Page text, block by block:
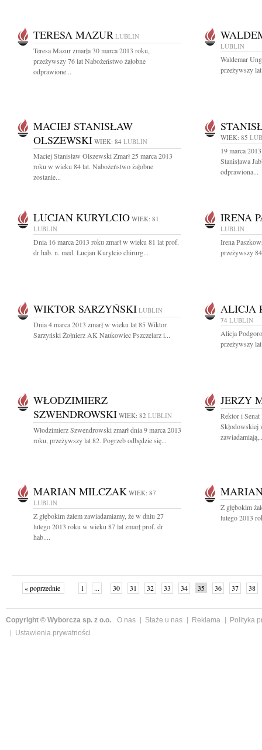
TERESA MAZUR LUBLIN
Teresa Mazur zmarła 30 marca 2013 roku,
przeżywszy 76 lat Nabożeństwo żałobne
odprawione...
LUBLIN
Waldemar
przeżywszy
MACIEJ STANISŁAW
OLSZEWSKI WIEK: 84 LUBLIN
Maciej Stanisław Olszewski Zmarł 25 marca 2013
roku w wieku 84 lat. Nabożeństwo żałobne
zostanie...
WIEK: 85
19 marca
Stanisława
odprawiona...
LUCJAN KURYLCIO WIEK: 81
LUBLIN
Dnia 16 marca 2013 roku zmarł w wieku 81 lat prof.
dr hab. n. med. Lucjan Kurylcio chirurg...
IRENA
LUBLIN
Irena
przeżywszy
WIKTOR SARZYŃSKI LUBLIN
Dnia 4 marca 2013 zmarł w wieku lat 85 Wiktor
Sarzyński Żołnierz AK Naukowiec Pszczelarz i...
ALICJA
74 LUBLIN
Alicja
przeżywszy
WŁODZIMIERZ
SZWENDROWSKI WIEK: 82 LUBLIN
Włodzimierz Szwendrowski zmarł dnia 9 marca 2013
roku, przeżywszy lat 82. Pogrzeb odbędzie się...
JERZY
Rektor i
Skłodowskiej
MARIAN MILCZAK WIEK: 87
LUBLIN
Z głębokim żalem zawiadamiamy, że w dniu 27
lutego 2013 roku w wieku 87 lat zmarł prof. dr
hab....
Z głębokim
lutego 2013
« poprzednie 1 ... 30 31 32 33 34 35 36 37
38
Copyright © Wyborcza sp. z o.o. O nas Staże u nas Reklama
Polityka
Ustawienia prywatności